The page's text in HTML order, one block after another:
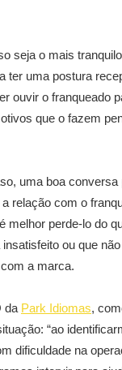
seja o mais
ter uma postura
ouvir o franqueado
que o fazem
uma boa conversa
relação com o
melhor perde-lo do
ou que
a marca.
da Park Idiomas,
“ao
dificuldade na